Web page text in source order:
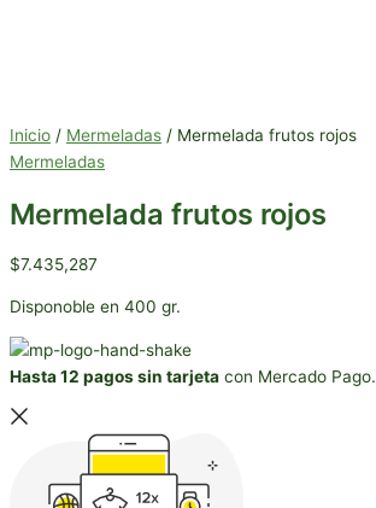
Inicio / Mermeladas / Mermelada frutos rojos
Mermeladas
Mermelada frutos rojos
$7.435,287
Disponoble en 400 gr.
Hasta 12 pagos sin tarjeta con Mercado Pago.